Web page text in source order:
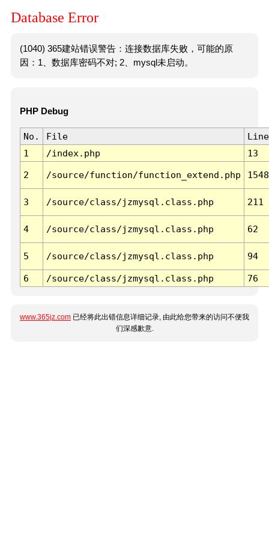
Database Error
(1040) 365建站错误警告：连接数据库失败，可能的原
因：1、数据库密码不对; 2、mysql未启动。
PHP Debug
No. File
Line
1
/index.php 13
2 /source/function/function_extend.php 1548
3 /source/class/jzmysql.class.php 211
4 /source/class/jzmysql.class.php 62
5 /source/class/jzmysql.class.php 94
6 /source/class/jzmysql.class.php 76
www.365jz.com 已经将此出错信息详细记录, 由此给您带来的访问不便我
们深感歉意.